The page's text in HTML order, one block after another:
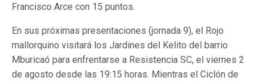
Francisco Arce con 15 puntos.
En sus próximas presentaciones (jornada 9), el Rojo
mallorquino visitará los Jardines del Kelito del barrio
Mburicaó para enfrentarse a Resistencia SC, el viernes 2
de agosto desde las 19:15 horas. Mientras el Ciclón de